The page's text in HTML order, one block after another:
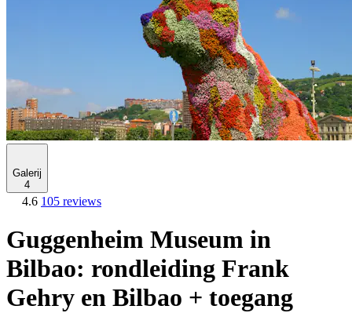
Galerij
4
4.6 105 reviews
Guggenheim Museum in
Bilbao: rondleiding Frank
Gehry en Bilbao + toegang